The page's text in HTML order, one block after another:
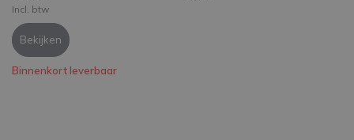
Incl. btw
Bekijken
Binnenkort leverbaar